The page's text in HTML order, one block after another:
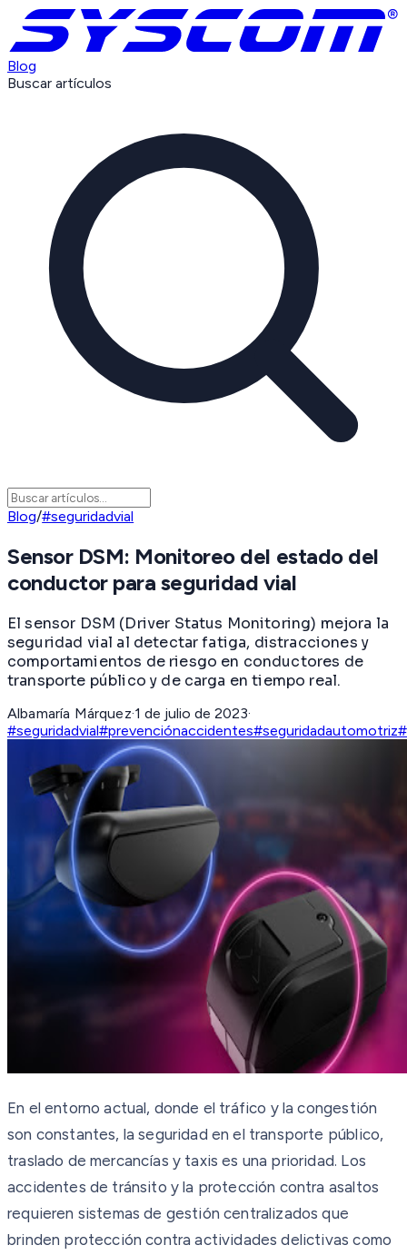
Blog
Buscar artículos
Blog/#seguridadvial
Sensor DSM: Monitoreo del estado del
conductor para seguridad vial
El sensor DSM (Driver Status Monitoring) mejora la
seguridad vial al detectar fatiga, distracciones y
comportamientos de riesgo en conductores de
transporte público y de carga en tiempo real.
Albamaría Márquez·1 de julio de 2023·
#seguridadvial#prevenciónaccidentes#seguridadautomotriz
En el entorno actual, donde el tráfico y la congestión
son constantes, la seguridad en el transporte público,
traslado de mercancías y taxis es una prioridad. Los
accidentes de tránsito y la protección contra asaltos
requieren sistemas de gestión centralizados que
brinden protección contra actividades delictivas como